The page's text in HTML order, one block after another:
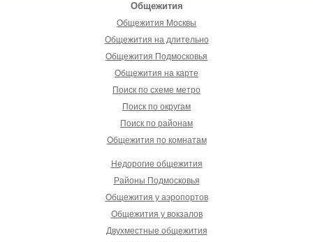
Общежития
Общежития Москвы
Общежития на длительно
Общежития Подмосковья
Общежития на карте
Поиск по схеме метро
Поиск по округам
Поиск по районам
Общежития по комнатам
Недорогие общежития
Районы Подмосковья
Общежития у аэропортов
Общежития у вокзалов
Двухместные общежития